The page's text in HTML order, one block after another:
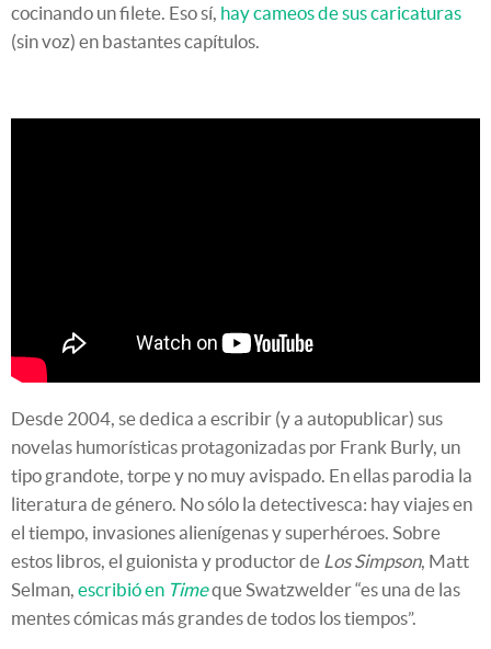
cocinando un filete. Eso sí, hay cameos de sus caricaturas
(sin voz) en bastantes capítulos.
Desde 2004, se dedica a escribir (y a autopublicar) sus
novelas humorísticas protagonizadas por Frank Burly, un
tipo grandote, torpe y no muy avispado. En ellas parodia la
literatura de género. No sólo la detectivesca: hay viajes en
el tiempo, invasiones alienígenas y superhéroes. Sobre
estos libros, el guionista y productor de Los Simpson, Matt
Selman, escribió en Timeque Swatzwelder “es una de las
mentes cómicas más grandes de todos los tiempos”.